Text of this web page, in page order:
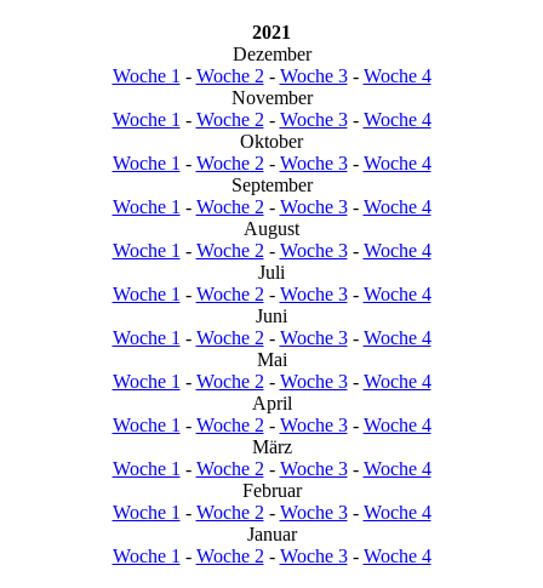
2021
Dezember
Woche 1 - Woche 2 - Woche 3- Woche 4
November
Woche 1 - Woche 2 - Woche 3- Woche 4
Oktober
Woche 1 - Woche 2 - Woche 3- Woche 4
September
Woche 1 - Woche 2 - Woche 3- Woche 4
August
Woche 1 - Woche 2 - Woche 3- Woche 4
Juli
Woche 1 - Woche 2 - Woche 3- Woche 4
Juni
Woche 1 - Woche 2 - Woche 3- Woche 4
Mai
Woche 1 - Woche 2 - Woche 3- Woche 4
April
Woche 1 - Woche 2 - Woche 3- Woche 4
März
Woche 1 - Woche 2 - Woche 3- Woche 4
Februar
Woche 1 - Woche 2 - Woche 3- Woche 4
Januar
Woche 1 - Woche 2 - Woche 3- Woche 4